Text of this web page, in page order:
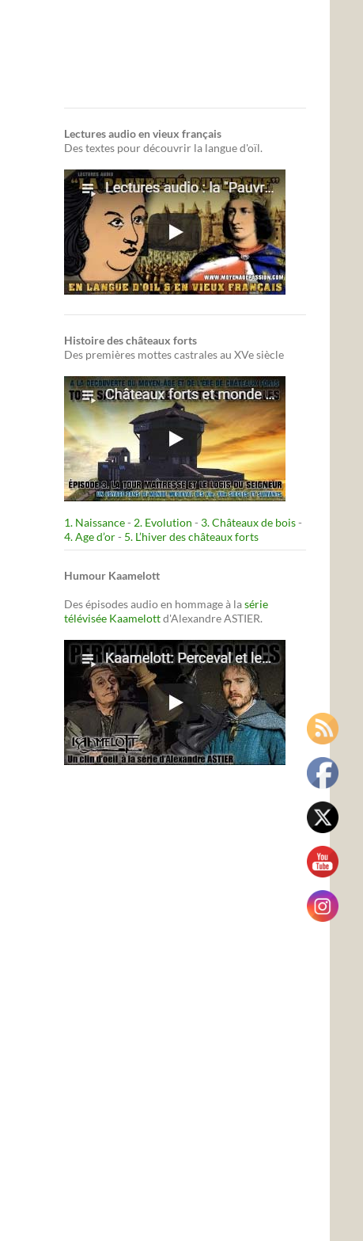
Lectures audio en vieux français
Des textes pour découvrir la langue d'oïl.
Histoire des châteaux forts
Des premières mottes castrales au XVe siècle
1. Naissance- 2. Evolution - 3. Châteaux de bois-
4. Age d’or- 5. L’hiver des châteaux forts
Humour Kaamelott
Des épisodes audio en hommage à lasérie
télévisée Kaamelottd'Alexandre ASTIER.